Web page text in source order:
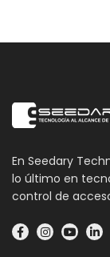
En Seedary
lo último en
control de